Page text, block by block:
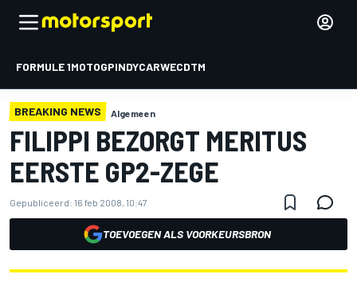
FORMULE 1MOTOGPINDYCARWECDTM
BREAKING NEWS Algemeen
FILIPPI BEZORGT MERITUS
EERSTE GP2-ZEGE
Gepubliceerd: 16 feb 2008, 10:47
TOEVOEGEN ALS VOORKEURSBRON